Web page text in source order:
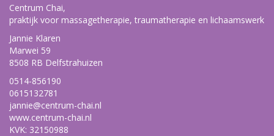
Centrum Chai,
praktijk voor massagetherapie, traumatherapie en lichaamswerk
Jannie Klaren
Marwei 59
8508 RB Delfstrahuizen
0514-856190
0615132781
jannie@centrum-chai.nl
www.centrum-chai.nl
KVK: 32150988